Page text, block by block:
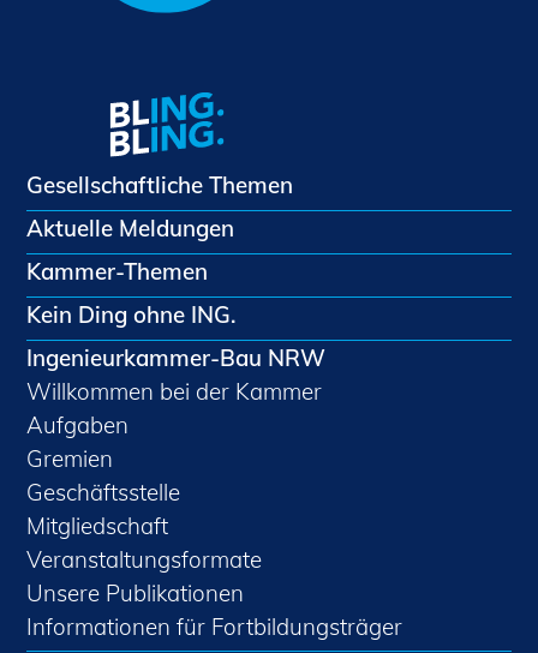
Gesellschaftliche Themen
Aktuelle Meldungen
Kammer-Themen
Kein Ding ohne ING.
Ingenieurkammer-Bau NRW
Willkommen bei der Kammer
Aufgaben
Gremien
Geschäftsstelle
Mitgliedschaft
Veranstaltungsformate
Unsere Publikationen
Informationen für Fortbildungsträger